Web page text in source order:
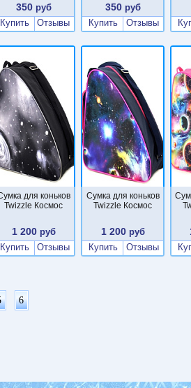
350 руб
Купить
Отзывы
350руб
Купить
Отзывы
для коньков
Twizzle Космос
1 200 руб
Купить
Отзывы
Сумка для коньков
Twizzle Космос
1 200руб
Купить
Отзывы
6